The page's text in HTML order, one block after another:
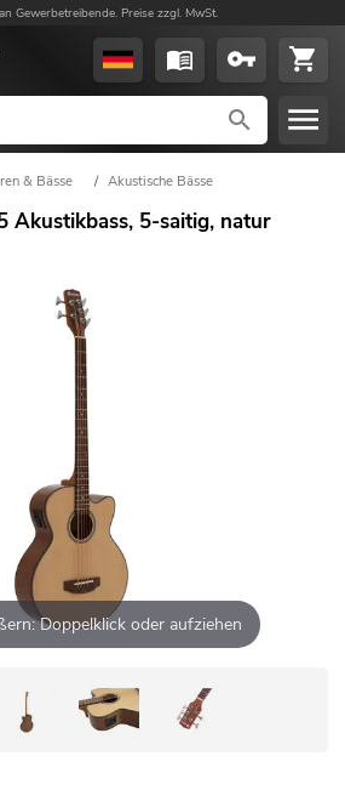
Gewerbetreibende. Preise zzgl. MwSt.
& Bässe / Akustische Bässe
Akustikbass, 5-saitig, natur
Doppelklick oder aufziehen